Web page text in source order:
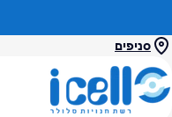
סניפים
i-Cell רשת חנויות סלולר ואביזרים נלווים